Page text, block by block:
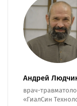
Андрей
врач-
«ГиалСин